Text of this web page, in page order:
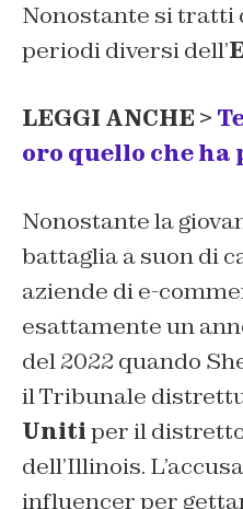
Nonostante si tratti
periodi diversi dell’
LEGGI ANCHE >
oro quello che
Nonostante la
battaglia a suon di
aziende di e-
esattamente un
del 2022 quando
il Tribunale
Unitiper il
dell’Illinois.
influencer per